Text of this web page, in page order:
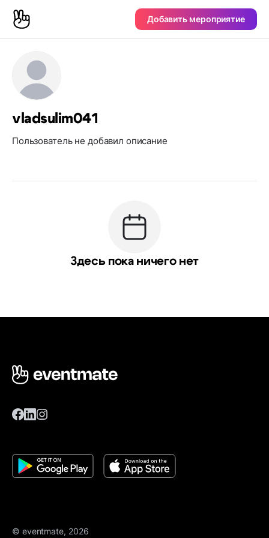
Добавить мероприятие
vladsulim041
Пользователь не добавил описание
Здесь пока ничего нет
© eventmate, 2026